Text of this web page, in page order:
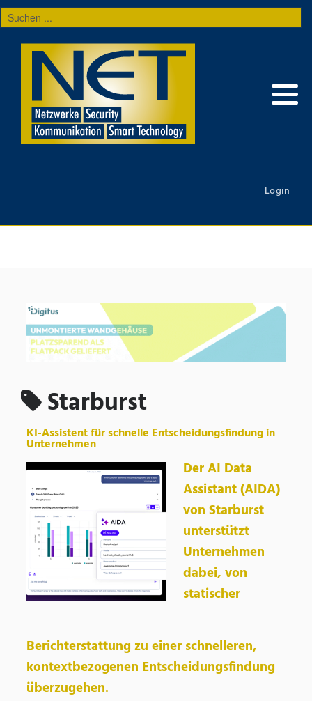
Suchen
...
Login
Starburst
KI-Assistent für schnelle Entscheidungsfindung in
Unternehmen
Der AI Data
Assistant (AIDA)
von Starburst
unterstützt
Unternehmen
dabei, von
statischer
Berichterstattung zu einer schnelleren,
kontextbezogenen Entscheidungsfindung
überzugehen.